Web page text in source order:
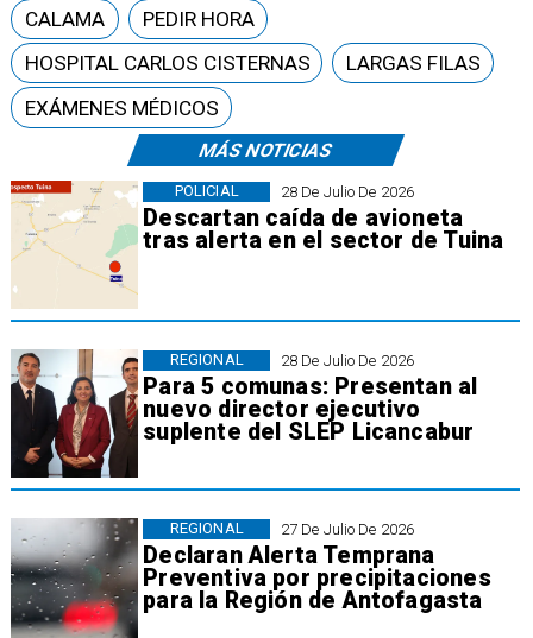
MÁS NOTICIAS
28 De Julio De 2026
Descartan caída de avioneta
tras alerta en el sector de Tuina
POLICIAL
28 De Julio De 2026
Para 5 comunas: Presentan al
nuevo director ejecutivo
suplente del SLEP Licancabur
REGIONAL
27 De Julio De 2026
Declaran Alerta Temprana
Preventiva por precipitaciones
para la Región de Antofagasta
REGIONAL
CALAMA
PEDIR HORA
HOSPITAL CARLOS CISTERNAS
LARGAS FILAS
EXÁMENES MÉDICOS